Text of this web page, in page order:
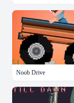
Noob Drive